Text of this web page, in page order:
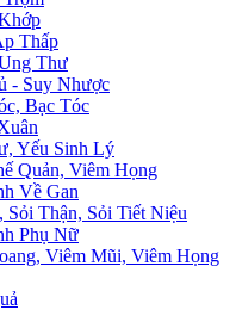
Thấp
Thư
- Suy Nhược
Bạc Tóc
Yếu Sinh Lý
Quản, Viêm Họng
Về Gan
Thận, Sỏi Tiết Niệu
Phụ Nữ
Viêm Mũi, Viêm Họng